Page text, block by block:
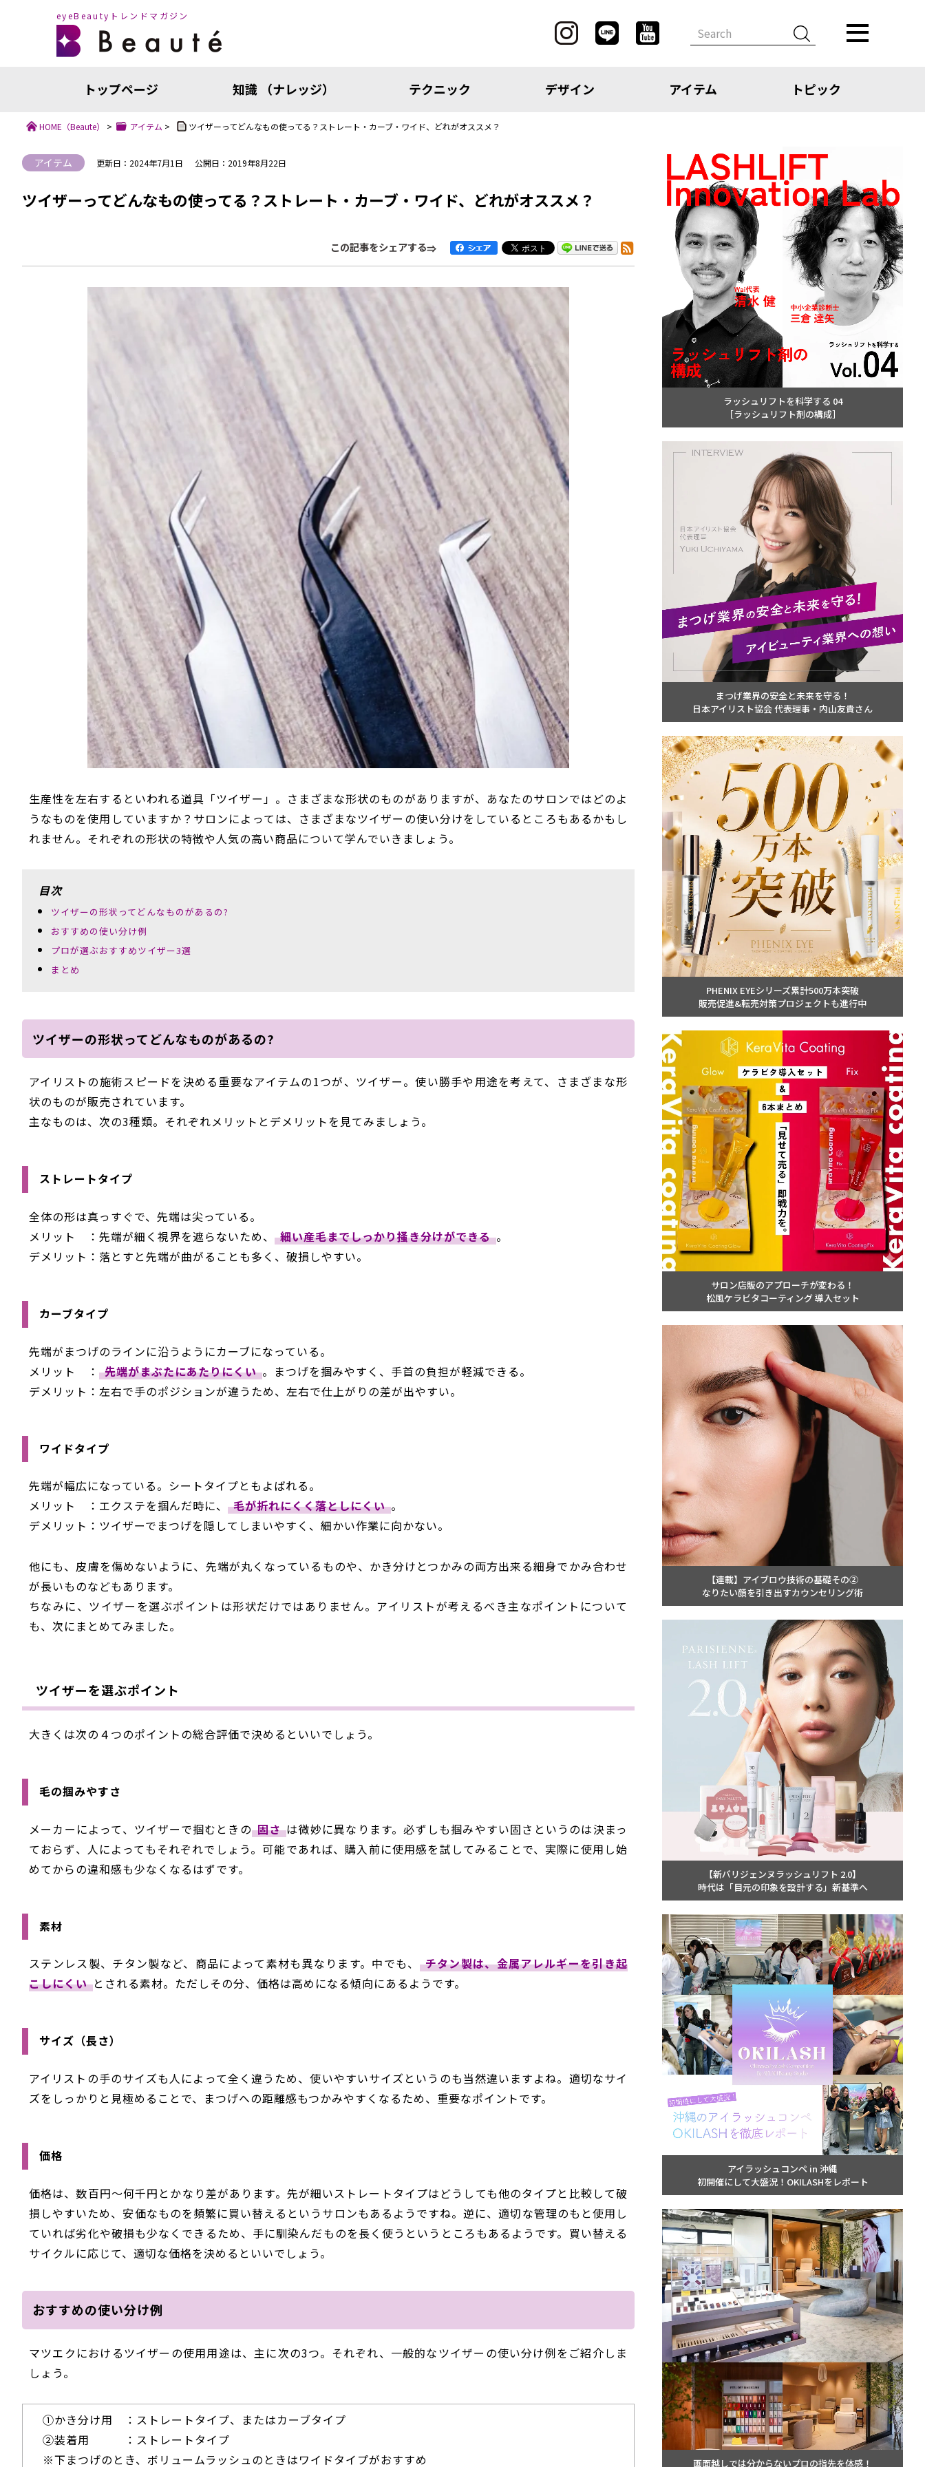
利用規約 お問い合わせ 広告掲載 プライバシーポリシー
Official Social account
eyeBeautyトレンドマガジン
トップページ 知識 （ナレッジ） テクニック デザイン アイテム トピック
HOME （Beaute） > アイテム > ツイザーってどんなもの使ってる？ストレート・カーブ・ワイド、どれがオススメ？
アイテム 更新日：2024年7月1日 公開日：2019年8月22日
ツイザーってどんなもの使ってる？ストレート・カーブ・ワイド、どれがオススメ？
この記事をシェアする
生産性を左右するといわれる道具「ツイザー」。さまざまな形状のものがありますが、あなたのサロンではどのよ
うなものを使用していますか？サロンによっては、さまざまなツイザーの使い分けをしているところもあるかもし
れません。それぞれの形状の特徴や人気の高い商品について学んでいきましょう。
目次
ツイザーの形状ってどんなものがあるの?
おすすめの使い分け例
プロが選ぶおすすめツイザー3選
まとめ
ツイザーの形状ってどんなものがあるの?
アイリストの施術スピードを決める重要なアイテムの1つが、ツイザー。使い勝手や用途を考えて、さまざまな形
状のものが販売されています。
主なものは、次の3種類。それぞれメリットとデメリットを見てみましょう。
ストレートタイプ
全体の形は真っすぐで、先端は尖っている。
メリット ：先端が細く視界を遮らないため、
細い産毛までしっかり掻き分けができる 。
デメリット：落とすと先端が曲がることも多く、破損しやすい。
カーブタイプ
先端がまつげのラインに沿うようにカーブになっている。
メリット ：
先端がまぶたにあたりにくい 。まつげを掴みやすく、手首の負担が軽減できる。
デメリット：左右で手のポジションが違うため、左右で仕上がりの差が出やすい。
ワイドタイプ
先端が幅広になっている。シートタイプともよばれる。
メリット ：エクステを掴んだ時に、
毛が折れにくく落としにくい 。
デメリット：ツイザーでまつげを隠してしまいやすく、細かい作業に向かない。
他にも、皮膚を傷めないように、先端が丸くなっているものや、かき分けとつかみの両方出来る細身でかみ合わせ
が長いものなどもあります。
ちなみに、ツイザーを選ぶポイントは形状だけではありません。アイリストが考えるべき主なポイントについて
も、次にまとめてみました。
ツイザーを選ぶポイント
大きくは次の４つのポイントの総合評価で決めるといいでしょう。
毛の掴みやすさ
メーカーによって、ツイザーで掴むときの 固さ は微妙に異なります。必ずしも掴みやすい固さというのは決まっ
ておらず、人によってもそれぞれでしょう。可能であれば、購入前に使用感を試してみることで、実際に使用し始
めてからの違和感も少なくなるはずです。
素材
ステンレス製、チタン製など、商品によって素材も異なります。中でも、
チタン製は、金属アレルギーを引き起
こしにくい とされる素材。ただしその分、価格は高めになる傾向にあるようです。
サイズ（長さ）
アイリストの手のサイズも人によって全く違うため、使いやすいサイズというのも当然違いますよね。適切なサイ
ズをしっかりと見極めることで、まつげへの距離感もつかみやすくなるため、重要なポイントです。
価格
価格は、数百円～何千円とかなり差があります。先が細いストレートタイプはどうしても他のタイプと比較して破
損しやすいため、安価なものを頻繁に買い替えるというサロンもあるようですね。逆に、適切な管理のもと使用し
ていれば劣化や破損も少なくできるため、手に馴染んだものを長く使うというところもあるようです。買い替える
サイクルに応じて、適切な価格を決めるといいでしょう。
おすすめの使い分け例
マツエクにおけるツイザーの使用用途は、主に次の3つ。それぞれ、一般的なツイザーの使い分け例をご紹介しま
しょう。
①かき分け用 ：ストレートタイプ、またはカーブタイプ
②装着用 ：ストレートタイプ
※下まつげのとき、ボリュームラッシュのときはワイドタイプがおすすめ
ラッシュリフトを科学する 04
［ラッシュリフト剤の構成］
まつげ業界の安全と未来を守る！
日本アイリスト協会 代表理事・内山友貴さん
PHENIX EYEシリーズ累計500万本突破
販売促進&転売対策プロジェクトも進行中
サロン店販のアプローチが変わる！
松風ケラビタコーティング 導入セット
【連載】アイブロウ技術の基礎その②
なりたい顔を引き出すカウンセリング術
【新パリジェンヌラッシュリフト 2.0】
時代は「目元の印象を設計する」新基準へ
アイラッシュコンペ in 沖縄
初開催にして大盛況！OKILASHをレポート
画面越しでは分からないプロの指先を体感！